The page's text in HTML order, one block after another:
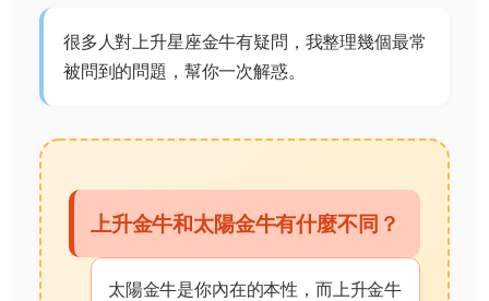
很多人對上升星座金牛有疑問，我整理幾個最常
被問到的問題，幫你一次解惑。
上升金牛和太陽金牛有什麼不同？
太陽金牛是你內在的本性，而上升金牛